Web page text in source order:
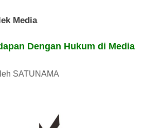
Media
Dengan Hukum di Media
SATUNAMA